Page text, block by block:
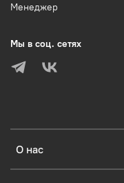
О нас
Менеджер
Мы в соц. сетях